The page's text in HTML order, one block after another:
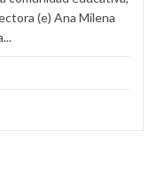
(e) Ana Milena